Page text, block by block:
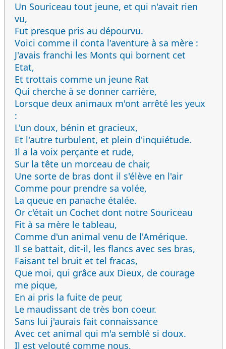
Un Souriceau tout jeune, et qui n'avait rien
vu,
Fut presque pris au dépourvu.
Voici comme il conta l'aventure à sa mère :
J'avais franchi les Monts qui bornent cet
Etat,
Et trottais comme un jeune Rat
Qui cherche à se donner carrière,
Lorsque deux animaux m'ont arrêté les yeux
:
L'un doux, bénin et gracieux,
Et l'autre turbulent, et plein d'inquiétude.
Il a la voix perçante et rude,
Sur la tête un morceau de chair,
Une sorte de bras dont il s'élève en l'air
Comme pour prendre sa volée,
La queue en panache étalée.
Or c'était un Cochet dont notre Souriceau
Fit à sa mère le tableau,
Comme d'un animal venu de l'Amérique.
Il se battait, dit-il, les flancs avec ses bras,
Faisant tel bruit et tel fracas,
Que moi, qui grâce aux Dieux, de courage
me pique,
En ai pris la fuite de peur,
Le maudissant de très bon coeur.
Sans lui j'aurais fait connaissance
Avec cet animal qui m'a semblé si doux.
Il est velouté comme nous,